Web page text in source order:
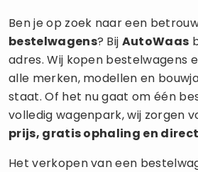
Ben je op zoek naar een
bestelwagens? Bij AutoWaas
adres. Wij kopen bestelwagens
alle merken, modellen en
staat. Of het nu gaat om één
volledig wagenpark, wij zorgen
prijs, gratis ophaling en
Het verkopen van een